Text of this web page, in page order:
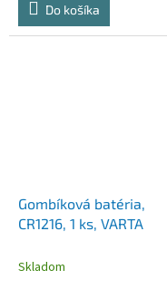
Do košíka
Gombíková batéria,
CR1216, 1 ks, VARTA
Skladom